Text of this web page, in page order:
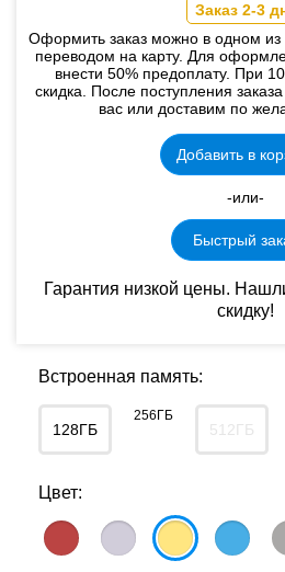
Заказ 2-3
Оформить заказ можно в одном из
переводом на карту. Для
внести 50% предоплату. При
скидка. После поступления
вас или доставим по
Добавить в
-или-
Быстрый
Гарантия низкой цены.
скидку!
Встроенная память:
128ГБ
256ГБ
512ГБ
Цвет: